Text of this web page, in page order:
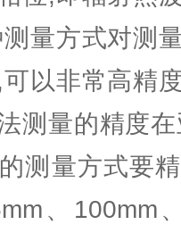
量方式对测
以非常高精
测量的精度
测量方式要
、100mm